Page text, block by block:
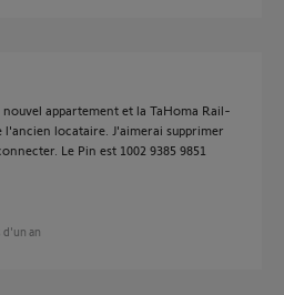
nouvel appartement et la TaHoma Rail-
l'ancien locataire. J'aimerai supprimer
Le Pin est 1002 9385 9851
d'un an